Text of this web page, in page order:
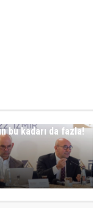
bu kadarı da fazla!